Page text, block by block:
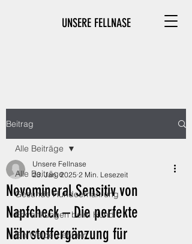
UNSERE FELLNASE
Beitrag
Alle Beiträge
Gesunde Hundeernährung
Erkrankungen beim Hund
Ein Welpe zieht ein
Alle Beiträge
Novomineral Sensitiv von
Napfcheck – Die perfekte
Nährstoffergänzung für
Unsere Fellnase
23. Jan. 2025 2 Min. Lesezeit